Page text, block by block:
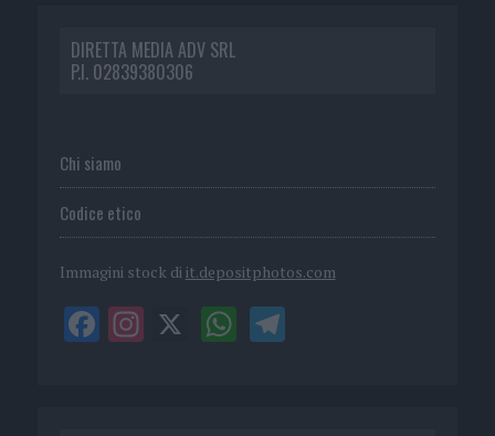
DIRETTA MEDIA ADV SRL
P.I. 02839380306
Chi siamo
Codice etico
Immagini stock di it.depositphotos.com